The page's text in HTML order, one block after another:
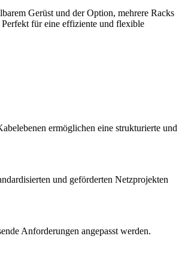
Gerüst und der Option, mehrere Racks
Perfekt für eine effiziente und flexible
ermöglichen eine strukturierte und
und geförderten Netzprojekten
Anforderungen angepasst werden.